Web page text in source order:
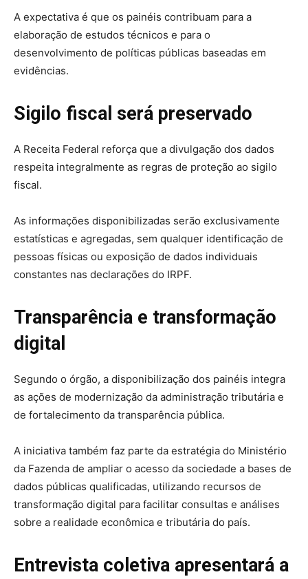
A expectativa é que os painéis contribuam para a
elaboração de estudos técnicos e para o
desenvolvimento de políticas públicas baseadas em
evidências.
Sigilo fiscal será preservado
A Receita Federal reforça que a divulgação dos dados
respeita integralmente as regras de proteção ao sigilo
fiscal.
As informações disponibilizadas serão exclusivamente
estatísticas e agregadas, sem qualquer identificação de
pessoas físicas ou exposição de dados individuais
constantes nas declarações do IRPF.
Transparência e transformação
digital
Segundo o órgão, a disponibilização dos painéis integra
as ações de modernização da administração tributária e
de fortalecimento da transparência pública.
A iniciativa também faz parte da estratégia do Ministério
da Fazenda de ampliar o acesso da sociedade a bases de
dados públicas qualificadas, utilizando recursos de
transformação digital para facilitar consultas e análises
sobre a realidade econômica e tributária do país.
Entrevista coletiva apresentará a